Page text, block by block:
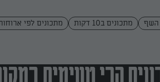
השף מתכונים ב10 דקות מתכונים לפי